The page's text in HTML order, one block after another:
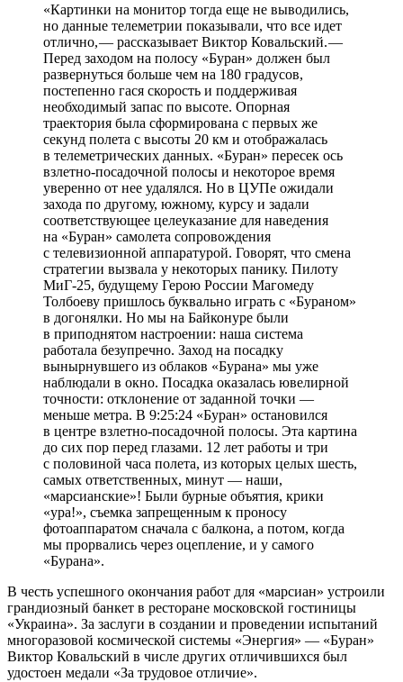
«Картинки на монитор тогда еще не выводились,
но данные телеметрии показывали, что все идет
отлично, — ​рассказывает Виктор Ковальский. — ​
Перед заходом на полосу «Буран» должен был
развернуться больше чем на 180 градусов,
постепенно гася скорость и поддерживая
необходимый запас по высоте. Опорная
траектория была сформирована с первых же
секунд полета с высоты 20 км и отображалась
в телеметрических данных. «Буран» пересек ось
взлетно-посадочной полосы и некоторое время
уверенно от нее удалялся. Но в ЦУПе ожидали
захода по другому, южному, курсу и задали
соответствующее целеуказание для наведения
на «Буран» самолета сопровождения
с телевизионной аппаратурой. Говорят, что смена
стратегии вызвала у некоторых панику. Пилоту
МиГ‑25, будущему Герою России Магомеду
Толбоеву пришлось буквально играть с «Бураном»
в догонялки. Но мы на Байконуре были
в приподнятом настроении: наша система
работала безупречно. Заход на посадку
вынырнувшего из облаков «Бурана» мы уже
наблюдали в окно. Посадка оказалась ювелирной
точности: отклонение от заданной точки — ​
меньше метра. В 9:25:24 «Буран» остановился
в центре взлетно-посадочной полосы. Эта картина
до сих пор перед глазами. 12 лет работы и три
с половиной часа полета, из которых целых шесть,
самых ответственных, минут — ​наши,
«марсианские»! Были бурные объятия, крики
«ура!», съемка запрещенным к проносу
фотоаппаратом сначала с балкона, а потом, когда
мы прорвались через оцепление, и у самого
«Бурана».
В честь успешного окончания работ для «марсиан» устроили
грандиозный банкет в ресторане московской гостиницы
«Украина». За заслуги в создании и проведении испытаний
многоразовой космической системы «Энергия» — ​«Буран»
Виктор Ковальский в числе других отличившихся был
удостоен медали «За трудовое отличие».